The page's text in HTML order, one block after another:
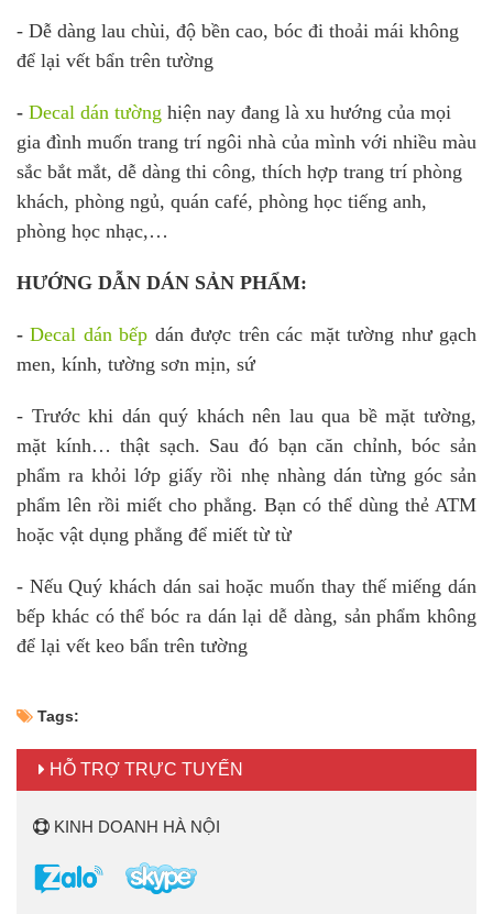
- Dễ dàng lau chùi, độ bền cao, bóc đi thoải mái không
để lại vết bẩn trên tường
- Decal dán tường hiện nay đang là xu hướng của mọi
gia đình muốn trang trí ngôi nhà của mình với nhiều màu
sắc bắt mắt, dễ dàng thi công, thích hợp trang trí phòng
khách, phòng ngủ, quán café, phòng học tiếng anh,
phòng học nhạc,…
HƯỚNG DẪN DÁN SẢN PHẨM:
- Decal dán bếp dán được trên các mặt tường như gạch
men, kính, tường sơn mịn, sứ
- Trước khi dán quý khách nên lau qua bề mặt tường,
mặt kính… thật sạch. Sau đó bạn căn chỉnh, bóc sản
phẩm ra khỏi lớp giấy rồi nhẹ nhàng dán từng góc sản
phẩm lên rồi miết cho phẳng. Bạn có thể dùng thẻ ATM
hoặc vật dụng phẳng để miết từ từ
- Nếu Quý khách dán sai hoặc muốn thay thế miếng dán
bếp khác có thể bóc ra dán lại dễ dàng, sản phẩm không
để lại vết keo bẩn trên tường
Tags:
HỖ TRỢ TRỰC TUYẾN
KINH DOANH HÀ NỘI